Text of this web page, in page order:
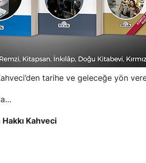
tarihe ve geleceğe yön
Kahveci